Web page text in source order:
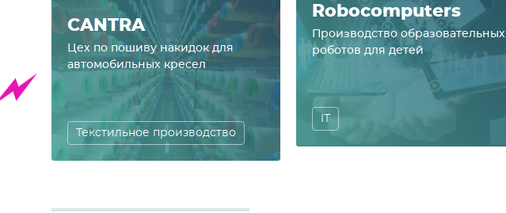
CANTRA
Цех по пошиву накидок для
автомобильных кресел
Текстильное производство
Robocomputers
Производство образовательных
роботов для детей